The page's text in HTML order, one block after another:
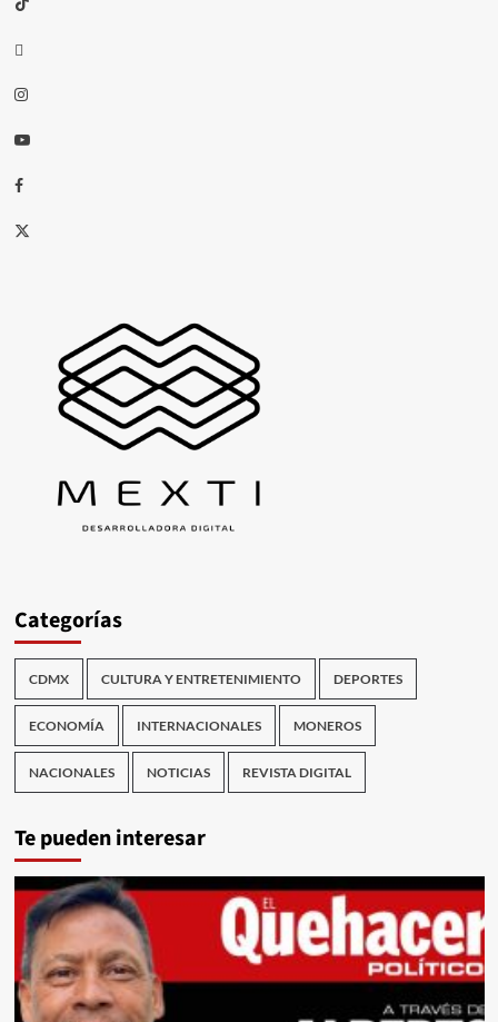
threads
Instagram
Youtube
Facebook
X
Categorías
CDMX CULTURA Y ENTRETENIMIENTO DEPORTES
ECONOMÍA INTERNACIONALES MONEROS
NACIONALES NOTICIAS REVISTA DIGITAL
Te pueden interesar